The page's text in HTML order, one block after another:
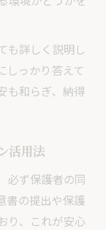
も詳しく説明し
しっかり答えて
も和らぎ、納得
活用法
必ず保護者の同
書の提出や保護
り、これが安心